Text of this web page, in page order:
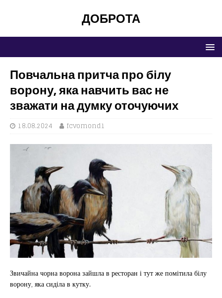
ДОБРОТА
Повчальна притча про білу
ворону, яка навчить вас не
зважати на думку оточуючих
18.08.2024 fcvomond1
Звичайна чорна ворона зайшла в ресторан і тут же помітила білу
ворону, яка сиділа в кутку.